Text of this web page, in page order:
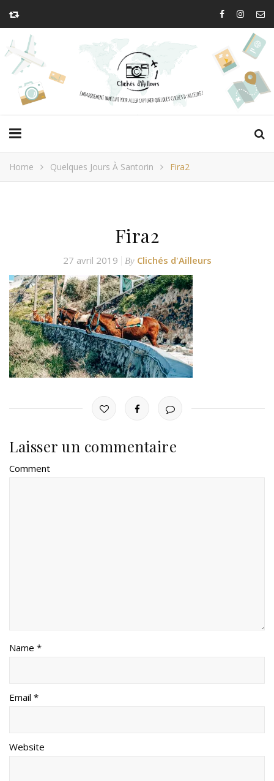
Home Quelques Jours À Santorin Fira2
Fira2
27 avril 2019 By Clichés d'Ailleurs
Laisser un commentaire
Comment
Name *
Email *
Website